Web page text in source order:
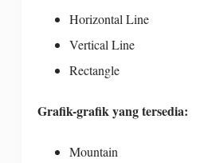
Horizontal Line
Vertical Line
Rectangle
Grafik-grafik yang tersedia:
Mountain